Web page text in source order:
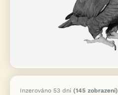
Inzerováno 53 dní (145 zobrazení)